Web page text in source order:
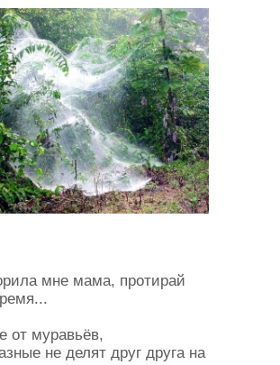
мне мама, протирай
от муравьёв,
не делят друг друга на